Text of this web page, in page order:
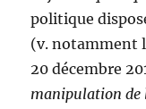
politique
(v. notamment
20 décembre
manipulation de